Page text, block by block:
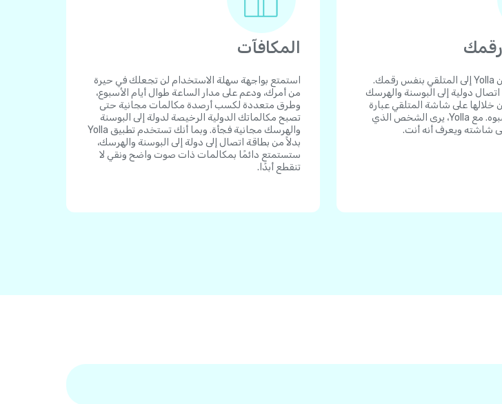
سيصل اتصالك من Yolla إلى المتلقي بنفس رقمك.
دولية إلى البوسنة والهرسك
على شاشة المتلقي عبارة
عن رقم أجنبي مشبوه. مع Yolla، يرى الشخص الذي
شاشته ويعرف أنه أنت.
المكافآت
استمتع بواجهة سهلة الاستخدام لن تجعلك في حيرة
من أمرك، ودعم على مدار الساعة طوال أيام الأسبوع،
وطرق متعددة لكسب أرصدة مكالمات مجانية حتى
تصبح مكالماتك الدولية الرخيصة لدولة إلى البوسنة
والهرسك مجانية فجأة. وبما أنك تستخدم تطبيق Yolla
بدلاً من بطاقة اتصال إلى دولة إلى البوسنة والهرسك،
ستستمتع دائمًا بمكالمات ذات صوت واضح ونقي لا
تنقطع أبدًا.